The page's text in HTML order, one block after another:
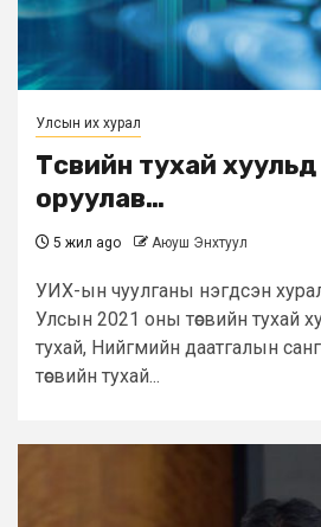
Улсын их хурал
Төсвийн тухай хуульд
оруулав…
5 жил ago Аюуш Энхтуул
УИХ-ын чуулганы нэгдсэн
Улсын 2021 оны төсвийн тухай
тухай, Нийгмийн даатгалын
төсвийн тухай...